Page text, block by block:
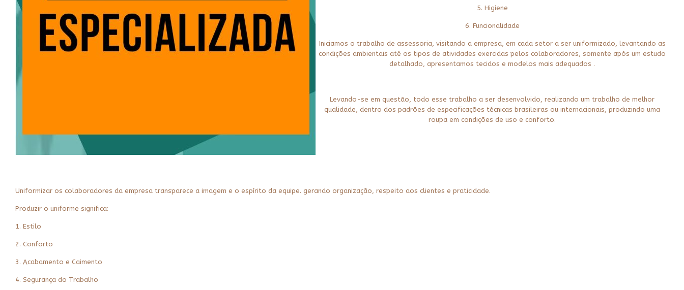
5. Higiene
6. Funcionalidade
Iniciamos o trabalho de assessoria, visitando a empresa, em cada setor a ser uniformizado, levantando as
condições ambientais até os tipos de atividades exercidas pelos colaboradores, somente após um estudo
detalhado, apresentamos tecidos e modelos mais adequados .
Levando-se em questão, todo esse trabalho a ser desenvolvido, realizando um trabalho de melhor
qualidade, dentro dos padrões de especificações técnicas brasileiras ou internacionais, produzindo uma
roupa em condições de uso e conforto.
Uniformizar os colaboradores da empresa transparece a imagem e o espírito da equipe. gerando organização, respeito aos clientes e praticidade.
Produzir o uniforme significa:
1. Estilo
2. Conforto
3. Acabamento e Caimento
4. Segurança do Trabalho